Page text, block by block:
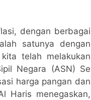
dengan berbagai
satunya dengan
telah melakukan
Negara (ASN) Se
harga pangan dan
Haris menegaskan,